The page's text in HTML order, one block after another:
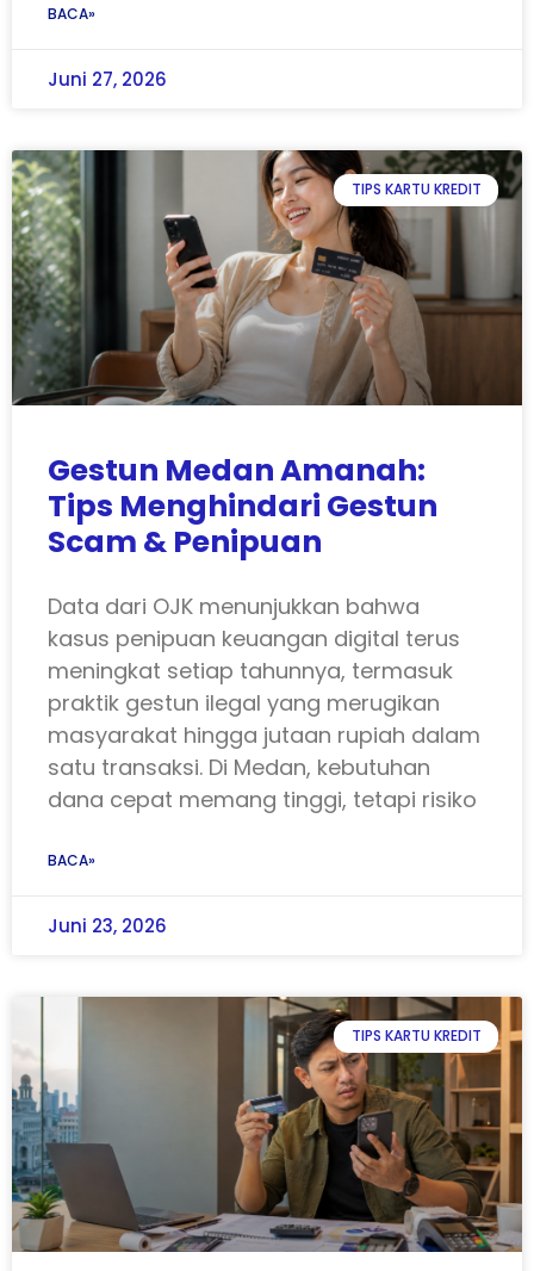
BACA»
Juni 27, 2026
TIPS KARTU KREDIT
Gestun Medan Amanah:
Tips Menghindari Gestun
Scam & Penipuan
Data dari OJK menunjukkan bahwa
kasus penipuan keuangan digital terus
meningkat setiap tahunnya, termasuk
praktik gestun ilegal yang merugikan
masyarakat hingga jutaan rupiah dalam
satu transaksi. Di Medan, kebutuhan
dana cepat memang tinggi, tetapi risiko
BACA»
Juni 23, 2026
TIPS KARTU KREDIT